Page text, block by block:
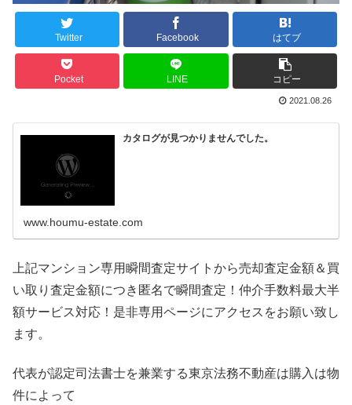
Twitter Facebook はてブ
Pocket LINE コピー
2021.08.26
カタログが見つかりませんでした。
www.houmu-estate.com
上記マンション専用瞬間査定サイトから売却査定金額＆買
い取り査定金額につき匿名で瞬間査定！仲介手数料最大半
額サービス対応！是非専用ページにアクセスをお願い致し
ます。
代表が認定司法書士を兼業する東京法務不動産は購入は物
件によって